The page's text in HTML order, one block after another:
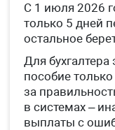
С 1 июля 2026
только 5 дней
остальное
Для бухгалтера
пособие
за
в системах –
выплаты с